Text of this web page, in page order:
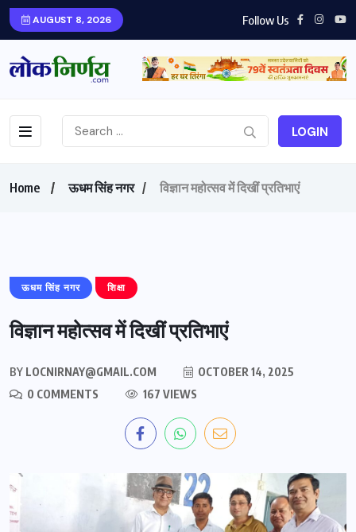
AUGUST 8, 2026 Follow Us
LOGIN
Home ऊधम सिंह नगर विज्ञान महोत्सव में दिखीं प्रतिभाएं
ऊधम सिंह नगर शिक्षा
विज्ञान महोत्सव में दिखीं प्रतिभाएं
BY LOCNIRNAY@GMAIL.COM
OCTOBER 14, 2025
0 COMMENTS
167 VIEWS